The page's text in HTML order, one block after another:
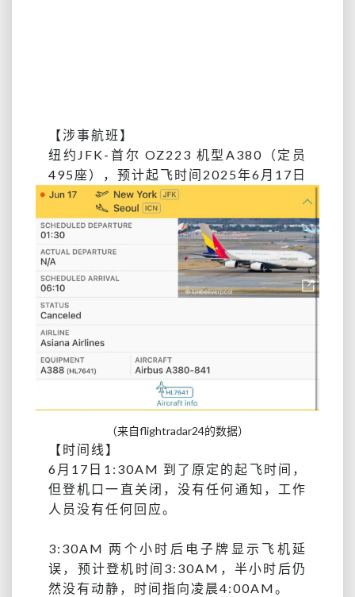
【涉事航班】
纽约JFK-首尔 OZ223 机型A380（定员
495座），预计起飞时间2025年6月17日
（来自flightradar24的数据）
【时间线】
6月17日1:30AM 到了原定的起飞时间，
但登机口一直关闭，没有任何通知，工作
人员没有任何回应。
3:30AM 两个小时后电子牌显示飞机延
误，预计登机时间3:30AM，半小时后仍
然没有动静，时间指向凌晨4:00AM。